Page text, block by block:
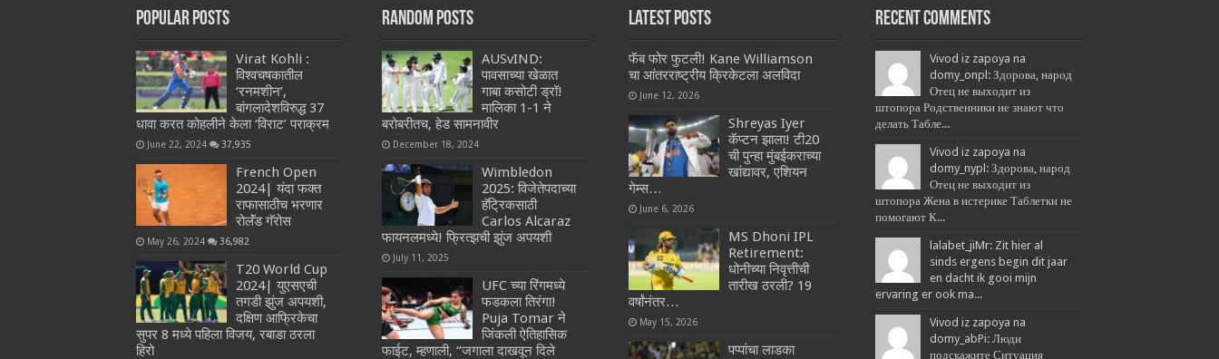
Popular Posts
Virat Kohli :
विश्वचषकातील
‘रनमशीन’,
बांगलादेशविरुद्ध 37
धावा करत कोहलीने केला ‘विराट’ पराक्रम
June 22, 2024 37,935
French Open
2024| यंदा फक्त
राफासाठीच भरणार
रोलॅंड गॅरोस
May 26, 2024 36,982
T20 World Cup
2024| युएसएची
तगडी झुंज अपयशी,
दक्षिण आफ्रिकेचा
सुपर 8 मध्ये पहिला विजय, रबाडा ठरला
हिरो
Random Posts
AUSvIND:
पावसाच्या खेळात
गाबा कसोटी ड्रॉ!
मालिका 1-1 ने
बरोबरीतच, हेड सामनावीर
December 18, 2024
Wimbledon
2025: विजेतेपदाच्या
हॅट्रिकसाठी
Carlos Alcaraz
फायनलमध्ये! फ्रित्झची झुंज अपयशी
July 11, 2025
UFC च्या रिंगमध्ये
फडकला तिरंगा!
Puja Tomar ने
जिंकली ऐतिहासिक
फाईट, म्हणाली, “जगाला दाखवून दिले
Latest Posts
फॅब फोर फुटली! Kane Williamson
चा आंतरराष्ट्रीय क्रिकेटला अलविदा
June 12, 2026
Shreyas Iyer
कॅप्टन झाला! टी20
ची पुन्हा मुंबईकराच्या
खांद्यावर, एशियन
गेम्स…
June 6, 2026
MS Dhoni IPL
Retirement:
धोनीच्या निवृत्तीची
तारीख ठरली? 19
वर्षांनंतर…
May 15, 2026
पप्पांचा लाडका
Recent Comments
Vivod iz zapoya na
domy_onpl: Здорова, народ
Отец не выходит из
штопора Родственники не знают что
делать Табле...
Vivod iz zapoya na
domy_nypl: Здорова, народ
Отец не выходит из
штопора Жена в истерике Таблетки не
помогают К...
lalabet_jiMr: Zit hier al
sinds ergens begin dit jaar
en dacht ik gooi mijn
ervaring er ook ma...
Vivod iz zapoya na
domy_abPi: Люди
подскажите Ситуация